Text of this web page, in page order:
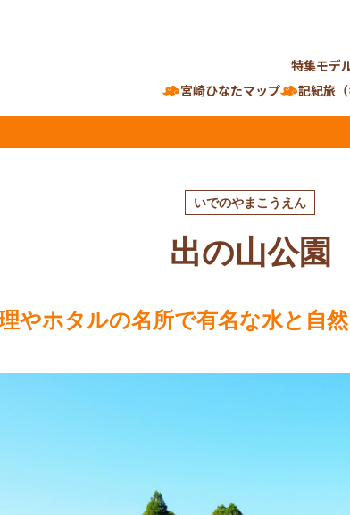
特集モデ
宮崎ひなたマップ
記紀旅（
いでのやまこうえん
出の山公園
やホタルの名所で有名な水と自